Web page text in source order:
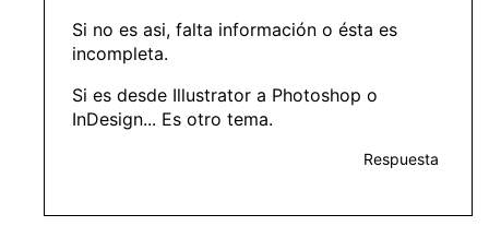
Si no es asi, falta información o ésta es
incompleta.
Si es desde Illustrator a Photoshop o
InDesign... Es otro tema.
Respuesta